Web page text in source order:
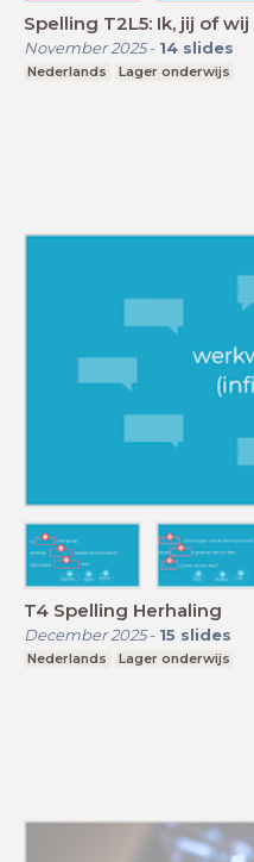
Spelling T2L5: Ik, jij of wij
November 2025- 14 slides
Nederlands Lager onderwijs
T4 Spelling Herhaling
December 2025- 15 slides
Nederlands Lager onderwijs